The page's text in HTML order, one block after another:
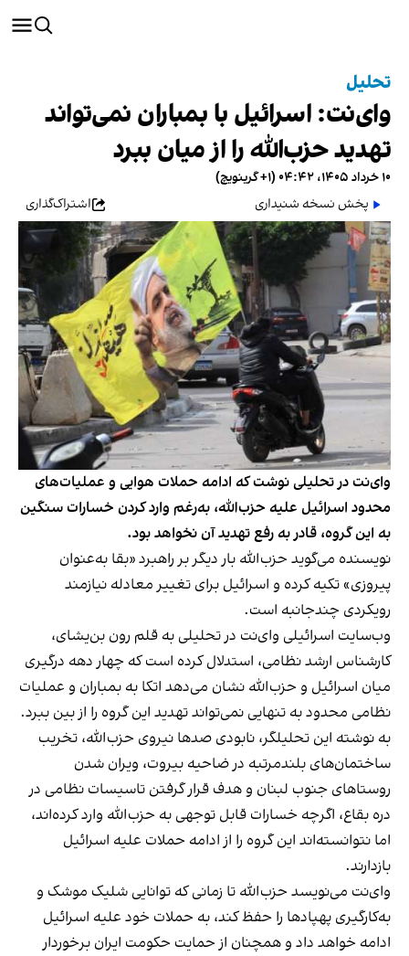
تحلیل
وای‌نت: اسرائیل با بمباران نمی‌تواند
تهدید حزب‌الله را از میان ببرد
۱۰ خرداد ۱۴۰۵، ۰۴:۴۲ (‎+۱ گرینویچ)
پخش نسخه شنیداری
اشتراک‌گذاری
وای‌نت در تحلیلی نوشت که ادامه حملات هوایی و عملیات‌های
محدود اسرائیل علیه حزب‌الله، به‌رغم وارد کردن خسارات سنگین
به این گروه، قادر به رفع تهدید آن نخواهد بود.
نویسنده می‌گوید حزب‌الله بار دیگر بر راهبرد «بقا به‌عنوان
پیروزی» تکیه کرده و اسرائیل برای تغییر معادله نیازمند
رویکردی چندجانبه است.
وب‌سایت اسرائیلی وای‌نت در تحلیلی به قلم رون بن‌یشای،
کارشناس ارشد نظامی، استدلال کرده است که چهار دهه درگیری
میان اسرائیل و حزب‌الله نشان می‌دهد اتکا به بمباران و عملیات
نظامی محدود به تنهایی نمی‌تواند تهدید این گروه را از بین ببرد.
به نوشته این تحلیلگر، نابودی صدها نیروی حزب‌الله، تخریب
ساختمان‌های بلندمرتبه در ضاحیه بیروت، ویران شدن
روستاهای جنوب لبنان و هدف قرار گرفتن تاسیسات نظامی در
دره بقاع، اگرچه خسارات قابل توجهی به حزب‌الله وارد کرده‌اند،
اما نتوانسته‌اند این گروه را از ادامه حملات علیه اسرائیل
بازدارند.
وای‌نت می‌نویسد حزب‌الله تا زمانی که توانایی شلیک موشک و
به‌کارگیری پهپادها را حفظ کند، به حملات خود علیه اسرائیل
ادامه خواهد داد و همچنان از حمایت حکومت ایران برخوردار